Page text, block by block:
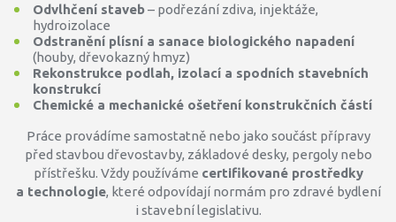
Odvlhčení staveb– podřezání zdiva, injektáže,
hydroizolace
Odstranění plísní a sanace biologického napadení
(houby, dřevokazný hmyz)
Rekonstrukce podlah, izolací a spodních stavebních
konstrukcí
Chemické a mechanické ošetření konstrukčních částí
Práce provádíme samostatně nebo jako součást přípravy
před stavbou dřevostavby, základové desky, pergoly nebo
přístřešku. Vždy používáme certifikované prostředky
a technologie, které odpovídají normám pro zdravé bydlení
i stavební legislativu.